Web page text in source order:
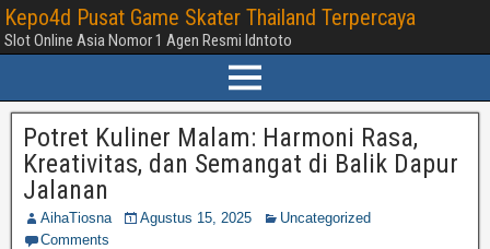
Kepo4d Pusat Game Skater Thailand Terpercaya
Slot Online Asia Nomor 1 Agen Resmi Idntoto
Potret Kuliner Malam: Harmoni Rasa,
Kreativitas, dan Semangat di Balik Dapur
Jalanan
AihaTiosna Agustus 15, 2025
Uncategorized
Comments